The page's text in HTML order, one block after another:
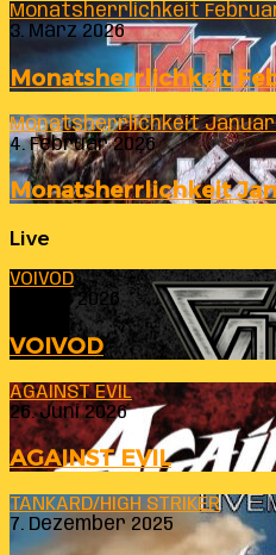
Monatsherrlichkeit
3. März 2026
Monatsherrlichkeit
Monatsherrlichkeit Januar
4. Februar 2026
Monatsherrlichkeit
Live
VOIVOD
23. Juli 2026
VOIVOD
AGAINST EVIL
26. Juni 2026
AGAINST EVIL
TANKARD/HIGH STRIKER
7. Dezember 2025